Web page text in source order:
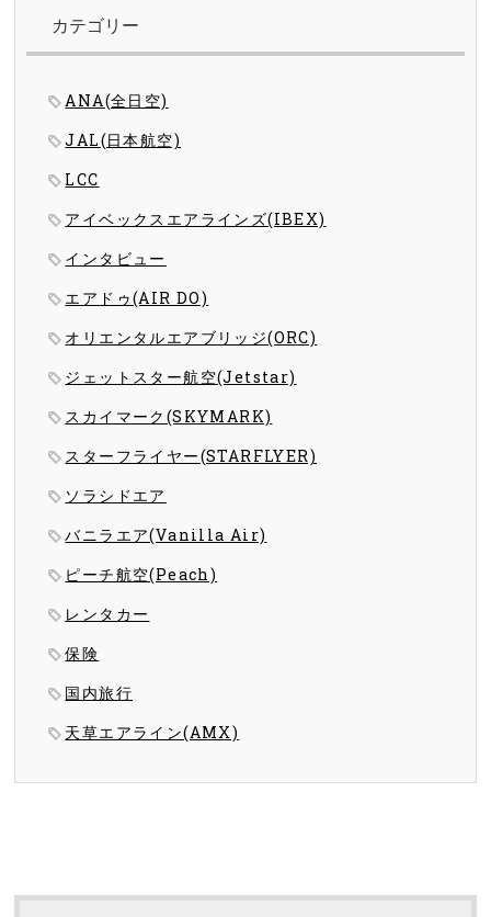
カテゴリー
ANA(全日空)
JAL(日本航空)
LCC
アイベックスエアラインズ(IBEX)
インタビュー
エアドゥ(AIR DO)
オリエンタルエアブリッジ(ORC)
ジェットスター航空(Jetstar)
スカイマーク(SKYMARK)
スターフライヤー(STARFLYER)
ソラシドエア
バニラエア(Vanilla Air)
ピーチ航空(Peach)
レンタカー
保険
国内旅行
天草エアライン(AMX)